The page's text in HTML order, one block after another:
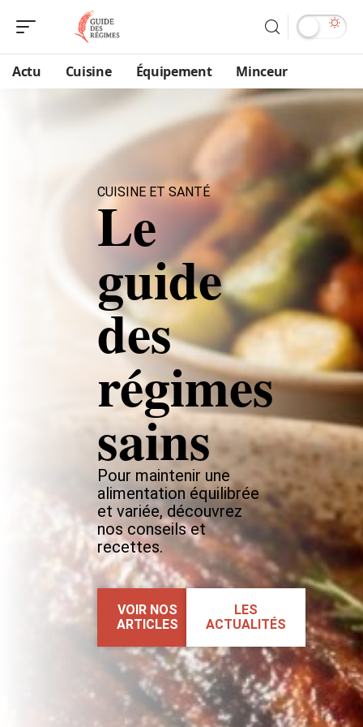
Actu Cuisine Équipement Minceur
CUISINE ET SANTÉ
Le
guide
des
régimes
sains
Pour maintenir une
alimentation équilibrée
et variée, découvrez
nos conseils et
recettes.
VOIR NOS
ARTICLES
LES
ACTUALITÉS